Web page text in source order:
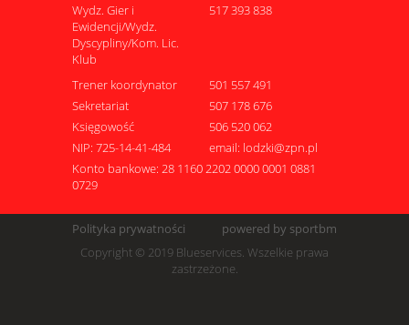
Wydz. Gier i
Ewidencji/Wydz.
Dyscypliny/Kom. Lic.
Klub
517 393 838
Trener koordynator
501 557 491
Sekretariat
507 178 676
Księgowość
506 520 062
NIP: 725-14-41-484
email: lodzki@zpn.pl
Konto bankowe: 28 1160 2202 0000 0001 0881
0729
Polityka prywatności
powered by sportbm
Copyright © 2019 Blueservices. Wszelkie prawa
zastrzeżone.